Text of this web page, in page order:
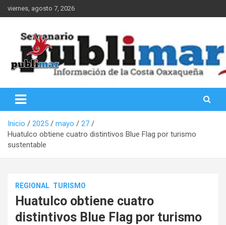
Saltar
al
viernes, agosto 7, 2026
PubliMar
Inicio 2025 mayo
27
Huatulco obtiene cuatro distintivos Blue Flag por turismo
sustentable
REGIONAL TURISMO
Huatulco obtiene cuatro
distintivos Blue Flag por turismo